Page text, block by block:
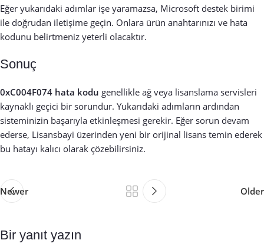
Eğer yukarıdaki adımlar işe yaramazsa, Microsoft destek birimi
ile doğrudan iletişime geçin. Onlara ürün anahtarınızı ve hata
kodunu belirtmeniz yeterli olacaktır.
Sonuç
0xC004F074 hata kodu genellikle ağ veya lisanslama servisleri
kaynaklı geçici bir sorundur. Yukarıdaki adımların ardından
sisteminizin başarıyla etkinleşmesi gerekir. Eğer sorun devam
ederse, Lisansbayi üzerinden yeni bir orijinal lisans temin ederek
bu hatayı kalıcı olarak çözebilirsiniz.
Newer Older
Bir yanıt yazın